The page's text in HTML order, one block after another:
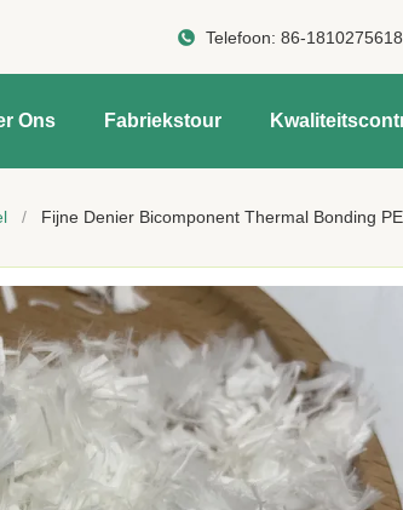
Telefoon:86-
Ons Fabriekstour
/ Fijne Denier Bicomponent Thermal Bonding PET-